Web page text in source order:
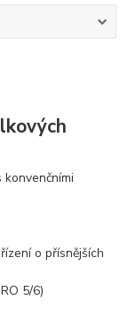
o přísnějších
5/6)